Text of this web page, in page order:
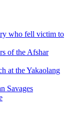
who fell victim to
of the Afshar
at the Yakaolang
Savages